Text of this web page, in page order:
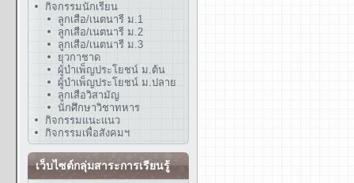
กิจกรรมนักเรียน
ลูกเสือ/เนตนารี ม.1
ลูกเสือ/เนตนารี ม.2
ลูกเสือ/เนตนารี ม.3
ยุวกาชาด
ผู้บำเพ็ญประโยชน์ ม.ต้น
ผู้บำเพ็ญประโยชน์ ม.ปลาย
ลูกเสือวิสามัญ
นักศึกษาวิชาทหาร
กิจกรรมแนะแนว
กิจกรรมเพื่อสังคมฯ
เว็บไซต์กลุ่มสาระการเรียนรู้